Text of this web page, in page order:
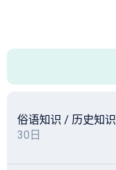
容
俗语知识 / 历史知识
30日